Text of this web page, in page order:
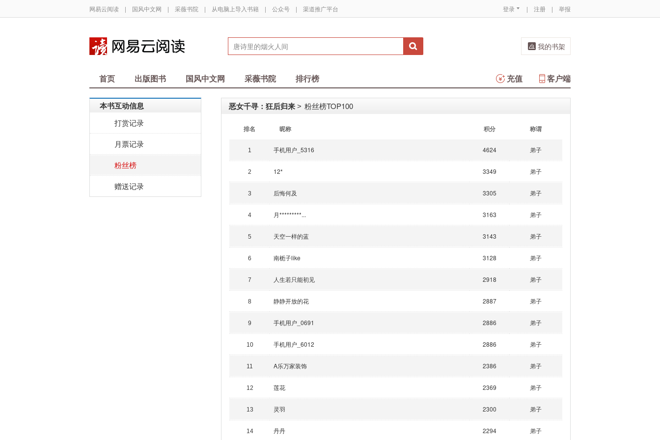
网易云阅读 | 国风中文网 | 采薇书院 | 从电脑上导入书籍 | 公众号 | 渠道推广平台 登录 | 注册 | 举报
我的书架
首页 出版图书 国风中文网 采薇书院 排行榜 客户端
充值
本书互动信息
打赏记录
月票记录
粉丝榜
赠送记录
恶女千寻：狂后归来 > 粉丝榜TOP100
排名 昵称 积分 称谓
1 手机用户_5316 4624 弟子
2 12* 3349 弟子
3 后悔何及 3305 弟子
4 月*********... 3163 弟子
5 天空一样的蓝 3143 弟子
6 南栀子like 3128 弟子
7 人生若只能初见 2918 弟子
8 静静开放的花 2887 弟子
9 手机用户_0691 2886 弟子
10 手机用户_6012 2886 弟子
11 A乐万家装饰 2386 弟子
12 莲花 2369 弟子
13 灵羽 2300 弟子
14 丹丹 2294 弟子